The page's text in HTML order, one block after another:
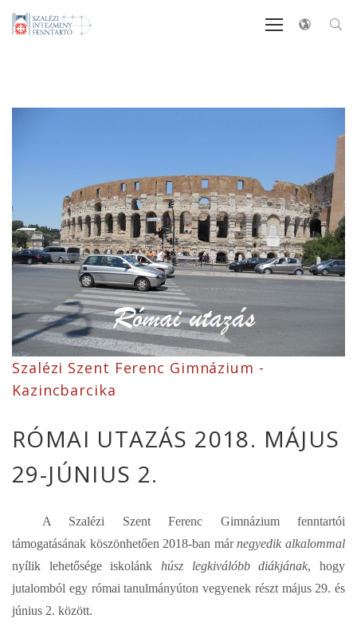
Szalézi Szent Ferenc Gimnázium -
Kazincbarcika
RÓMAI UTAZÁS 2018. MÁJUS
29-JÚNIUS 2.
A Szalézi Szent Ferenc Gimnázium fenntartói
támogatásának köszönhetően 2018-ban márnegyedik alkalommal
nyílik lehetősége iskolánk húsz legkiválóbb diákjának, hogy
jutalomból egy római tanulmányúton vegyenek részt május 29. és
június 2. között.